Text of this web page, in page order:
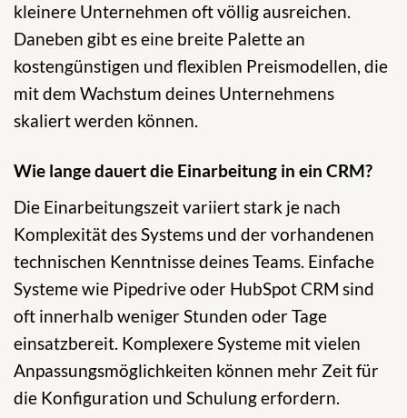
kleinere Unternehmen oft völlig ausreichen.
Daneben gibt es eine breite Palette an
kostengünstigen und flexiblen Preismodellen, die
mit dem Wachstum deines Unternehmens
skaliert werden können.
Wie lange dauert die Einarbeitung in ein CRM?
Die Einarbeitungszeit variiert stark je nach
Komplexität des Systems und der vorhandenen
technischen Kenntnisse deines Teams. Einfache
Systeme wie Pipedrive oder HubSpot CRM sind
oft innerhalb weniger Stunden oder Tage
einsatzbereit. Komplexere Systeme mit vielen
Anpassungsmöglichkeiten können mehr Zeit für
die Konfiguration und Schulung erfordern.